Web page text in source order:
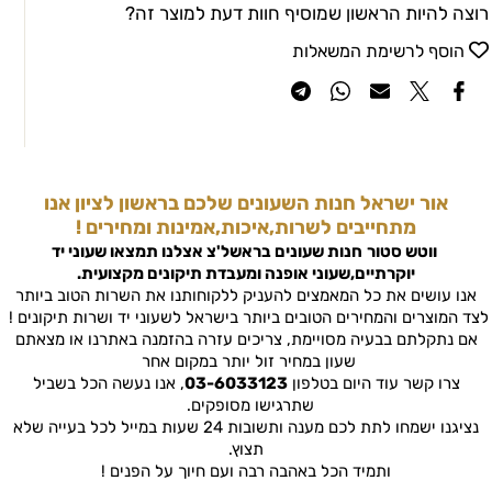
רוצה להיות הראשון שמוסיף חוות דעת למוצר זה?
הוסף לרשימת המשאלות
אור ישראל חנות השעונים שלכם בראשון לציון אנו
מתחייבים לשרות,איכות,אמינות ומחירים !
ווטש סטור חנות שעונים בראשל'צ אצלנו תמצאו שעוני יד
יוקרתיים,שעוני אופנה ומעבדת תיקונים מקצועית.
אנו עושים את כל המאמצים להעניק ללקוחותנו את השרות הטוב ביותר
לצד המוצרים והמחירים הטובים ביותר בישראל לשעוני יד ושרות תיקונים !
אם נתקלתם בבעיה מסויימת, צריכים עזרה בהזמנה באתרנו או מצאתם
שעון במחיר זול יותר במקום אחר
צרו קשר עוד היום בטלפון03-6033123, אנו נעשה הכל בשביל
שתרגישו מסופקים.
נציגנו ישמחו לתת לכם מענה ותשובות 24 שעות במייל לכל בעייה שלא
תצוץ.
ותמיד הכל באהבה רבה ועם חיוך על הפנים !